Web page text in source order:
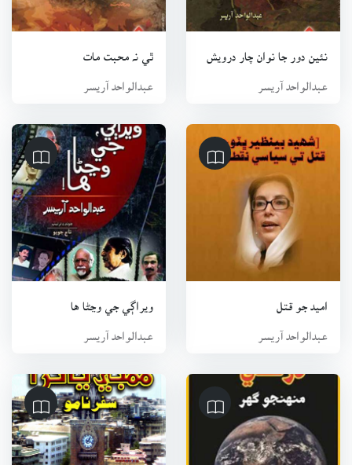
نئين دور جا نوان چار درويش
عبدالواحد آريسر
ٿي نہ محبت مات
عبدالواحد آريسر
اميد جو قتل
عبدالواحد آريسر
ويراڳي جي وڃڻا ها
عبدالواحد آريسر